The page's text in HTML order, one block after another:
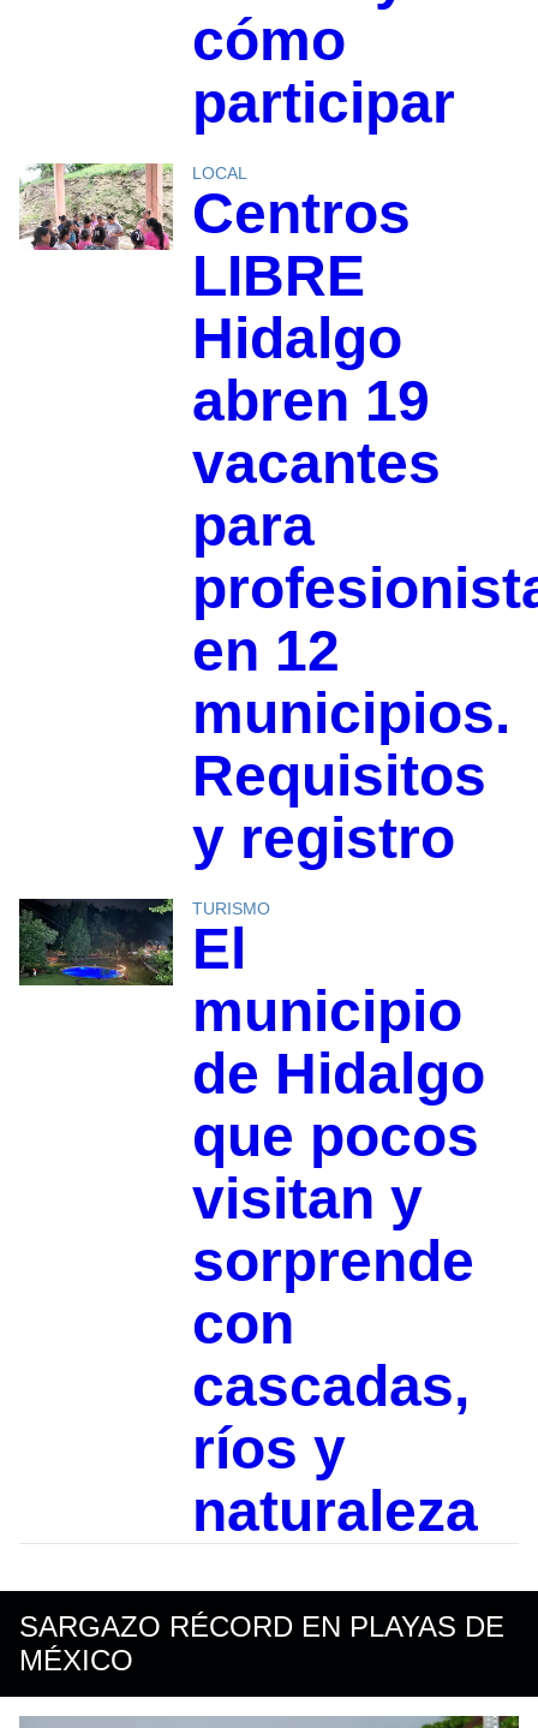
cómo
participar
LOCAL
Centros
LIBRE
Hidalgo
abren 19
vacantes
para
en 12
municipios.
Requisitos
y registro
TURISMO
El
municipio
de Hidalgo
que pocos
visitan y
sorprende
con
cascadas,
ríos y
naturaleza
SARGAZO RÉCORD EN PLAYAS DE
MÉXICO